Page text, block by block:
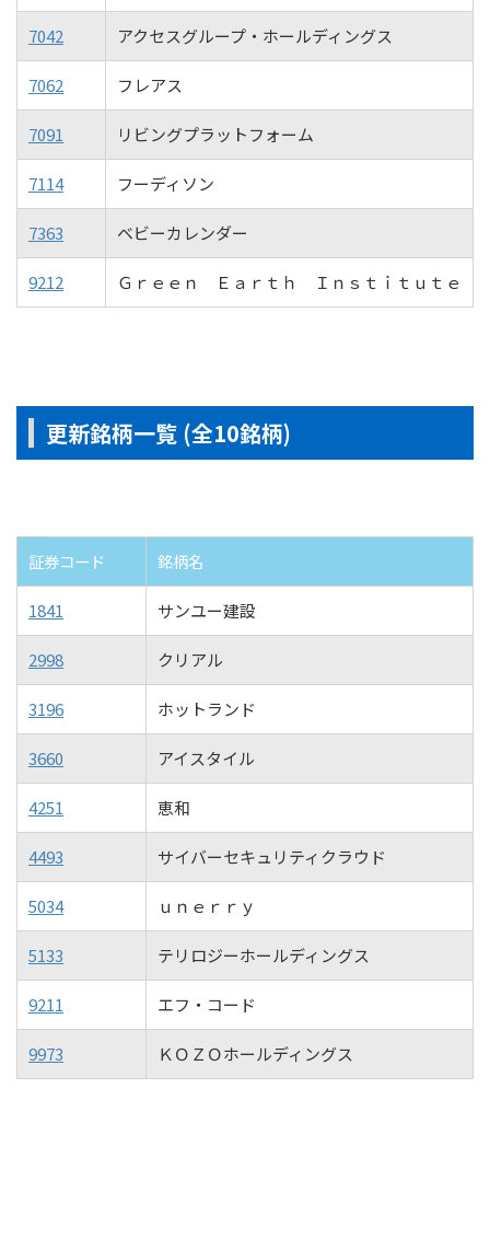
7042 アクセスグループ・ホールディングス
7062 フレアス
7091 リビングプラットフォーム
7114 フーディソン
7363 ベビーカレンダー
9212 Ｇｒｅｅｎ Ｅａｒｔｈ Ｉｎｓｔｉｔｕｔｅ
更新銘柄一覧 (全10銘柄)
証券コード 銘柄名
1841 サンユー建設
2998 クリアル
3196 ホットランド
3660 アイスタイル
4251 恵和
4493 サイバーセキュリティクラウド
5034 ｕｎｅｒｒｙ
5133 テリロジーホールディングス
9211 エフ・コード
9973 ＫＯＺＯホールディングス